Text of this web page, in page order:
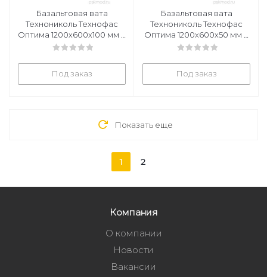
Базальтовая вата
Технониколь Технофас
Оптима 1200х600х100 мм 3
плиты в уп
Под заказ
Базальтовая вата
Технониколь Технофас
Оптима 1200х600х50 мм 6
плит в уп
Под заказ
Показать еще
1 2
Компания
О компании
Новости
Вакансии